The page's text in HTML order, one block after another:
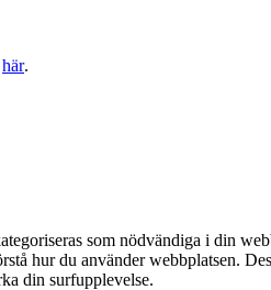
här.
som nödvändiga i din
hur du använder webbplatsen.
din surfupplevelse.